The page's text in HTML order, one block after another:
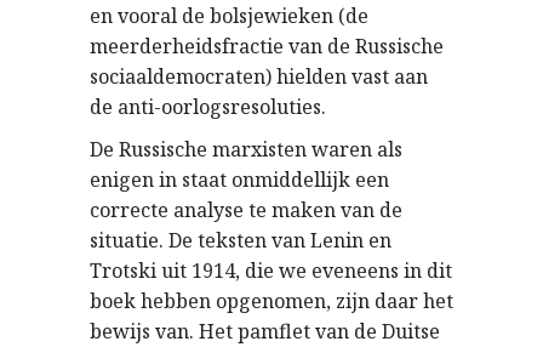
en vooral de bolsjewieken (de
meerderheidsfractie van de Russische
sociaaldemocraten) hielden vast aan
de anti-oorlogsresoluties.
De Russische marxisten waren als
enigen in staat onmiddellijk een
correcte analyse te maken van de
situatie. De teksten van Lenin en
Trotski uit 1914, die we eveneens in dit
boek hebben opgenomen, zijn daar het
bewijs van. Het pamflet van de Duitse